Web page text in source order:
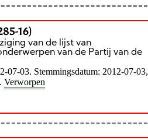
16)
van de lijst van
van de Partij van de
07-03. Stemmingsdatum: 2012-07-03,
Verworpen